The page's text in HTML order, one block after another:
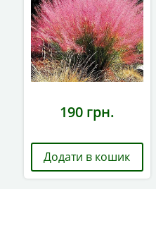
190грн.
Додати в кошик